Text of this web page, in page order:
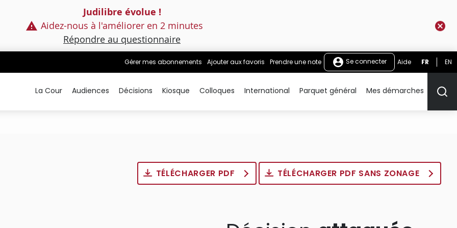
Judilibre évolue !
Aidez-nous à l'améliorer en 2 minutes
Répondre au questionnaire
Gérer mes abonnements Ajouter aux favoris Prendre une note Se connecter Aide FR EN
La Cour Audiences Décisions Kiosque Colloques International Parquet général Mes démarches
TÉLÉCHARGER PDF TÉLÉCHARGER PDF SANS ZONAGE